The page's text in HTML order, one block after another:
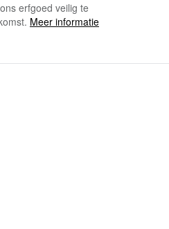
erfgoed veilig te
Meer informatie